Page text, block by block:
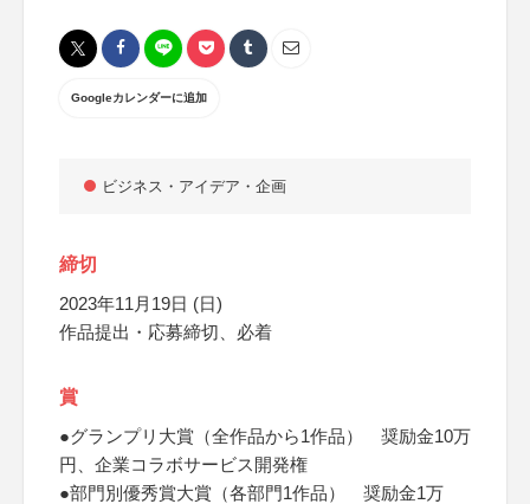
Googleカレンダーに追加
ビジネス・アイデア・企画
締切
2023年11月19日 (日)
作品提出・応募締切、必着
賞
●グランプリ大賞（全作品から1作品） 奨励金10万
円、企業コラボサービス開発権
●部門別優秀賞大賞（各部門1作品） 奨励金1万